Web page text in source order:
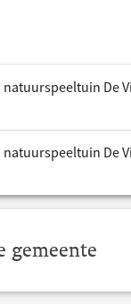
De
De
gemeente